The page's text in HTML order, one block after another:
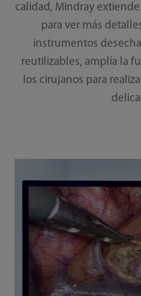
calidad, Mindray
para ver más
instrumentos
reutilizables, amplía la
los cirujanos para